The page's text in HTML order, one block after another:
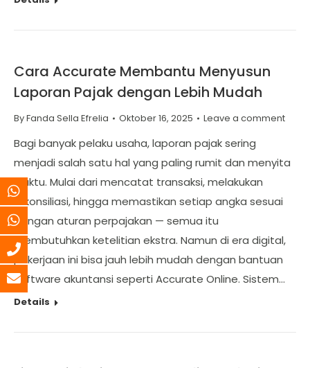
Cara Accurate Membantu Menyusun
Laporan Pajak dengan Lebih Mudah
ByFanda Sella Efrelia Oktober 16, 2025 Leave a comment
Bagi banyak pelaku usaha, laporan pajak sering
menjadi salah satu hal yang paling rumit dan menyita
waktu. Mulai dari mencatat transaksi, melakukan
rekonsiliasi, hingga memastikan setiap angka sesuai
dengan aturan perpajakan — semua itu
membutuhkan ketelitian ekstra. Namun di era digital,
pekerjaan ini bisa jauh lebih mudah dengan bantuan
software akuntansi seperti Accurate Online. Sistem…
Details